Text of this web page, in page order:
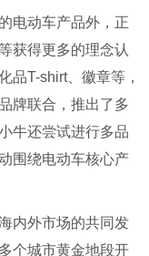
电动车产品外，正
获得更多的理念认
品T-shirt、徽章等，
牌联合，推出了多
牛还尝试进行多品
围绕电动车核心产
内外市场的共同发
个城市黄金地段开